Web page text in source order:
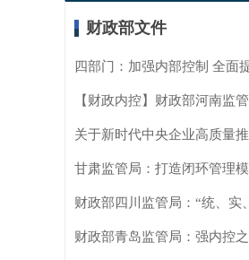
财政部文件